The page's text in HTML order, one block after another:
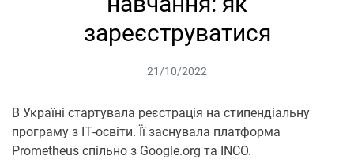
зареєструватися
21/10/2022
В Україні стартувала реєстрація на стипендіальну
програму з ІТ-освіти. Її заснувала платформа
Prometheus спільно з Google.org та INCO.